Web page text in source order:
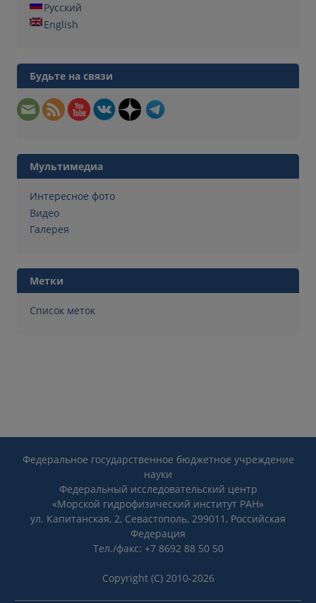
Русский
English
Будьте на связи
Мультимедиа
Интересное фото
Видео
Галерея
Метки
Список меток
Федеральное государственное бюджетное учреждение
науки
Федеральный исследовательский центр
«Морской гидрофизический институт РАН»
ул. Капитанская, 2, Севастополь, 299011, Российская
Федерация
Тел./факс: +7 8692 88 50 50
Copyright (C) 2010-2026